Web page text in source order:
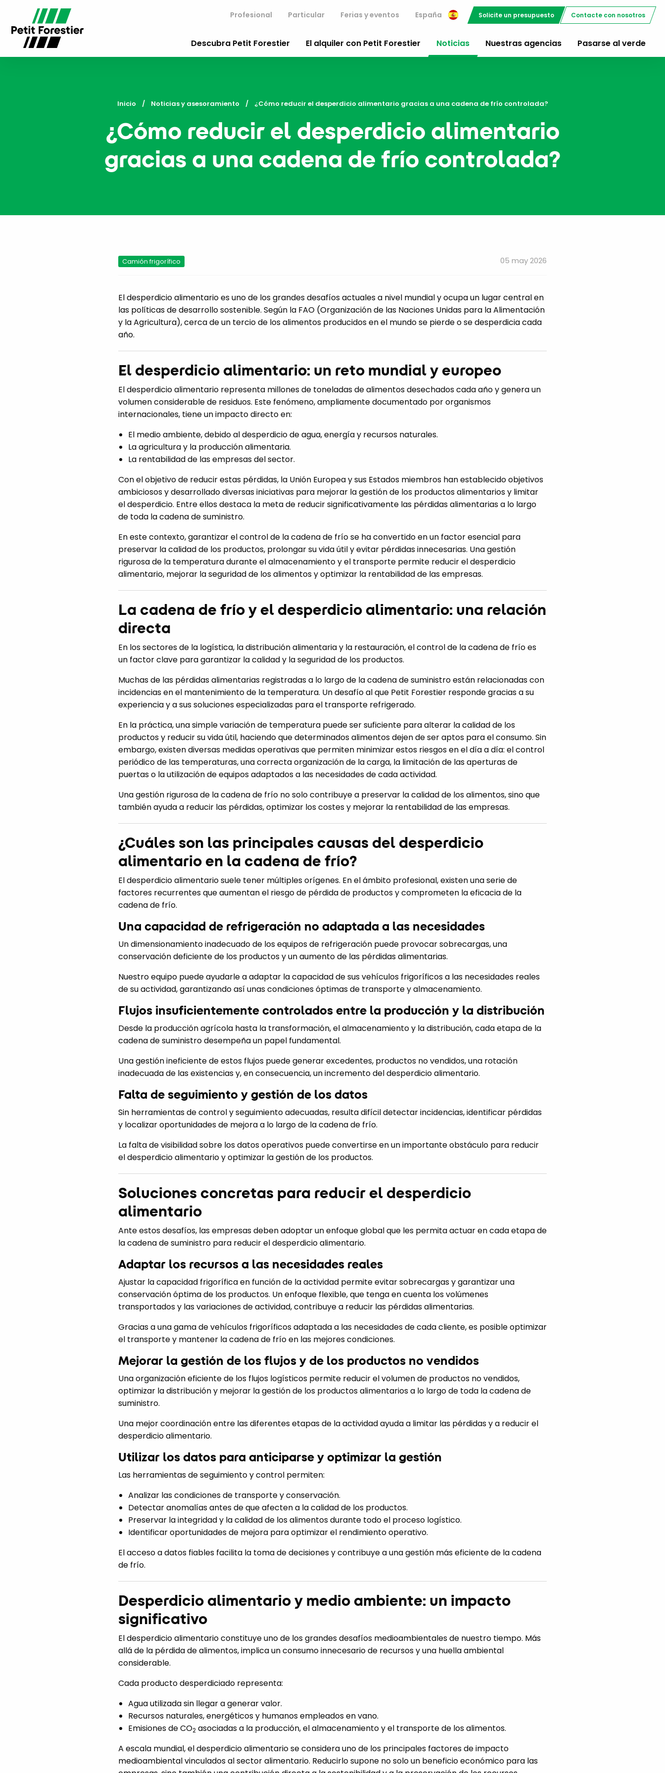
Profesional Particular Ferias y eventos España Solicite un presupuesto Contacte con nosotros
Descubra Petit Forestier El alquiler con Petit Forestier Noticias Nuestras agencias Pasarse al verde
Inicio Noticias y asesoramiento Current:
¿Cómo reducir el desperdicio alimentario gracias a una cadena de frío controlada?
¿Cómo reducir el desperdicio alimentario
gracias a una cadena de frío controlada?
Camión frigorífico 05 may 2026
El desperdicio alimentario es uno de los grandes desafíos actuales a nivel mundial y ocupa un lugar central en
las políticas de desarrollo sostenible. Según la FAO (Organización de las Naciones Unidas para la Alimentación
y la Agricultura), cerca de un tercio de los alimentos producidos en el mundo se pierde o se desperdicia cada
año.
El desperdicio alimentario: un reto mundial y europeo
El desperdicio alimentario representa millones de toneladas de alimentos desechados cada año y genera un
volumen considerable de residuos. Este fenómeno, ampliamente documentado por organismos
internacionales, tiene un impacto directo en:
El medio ambiente, debido al desperdicio de agua, energía y recursos naturales.
La agricultura y la producción alimentaria.
La rentabilidad de las empresas del sector.
Con el objetivo de reducir estas pérdidas, la Unión Europea y sus Estados miembros han establecido objetivos
ambiciosos y desarrollado diversas iniciativas para mejorar la gestión de los productos alimentarios y limitar
el desperdicio. Entre ellos destaca la meta de reducir significativamente las pérdidas alimentarias a lo largo
de toda la cadena de suministro.
En este contexto, garantizar el control de la cadena de frío se ha convertido en un factor esencial para
preservar la calidad de los productos, prolongar su vida útil y evitar pérdidas innecesarias. Una gestión
rigurosa de la temperatura durante el almacenamiento y el transporte permite reducir el desperdicio
alimentario, mejorar la seguridad de los alimentos y optimizar la rentabilidad de las empresas.
La cadena de frío y el desperdicio alimentario: una relación
directa
En los sectores de la logística, la distribución alimentaria y la restauración, el control de la cadena de frío es
un factor clave para garantizar la calidad y la seguridad de los productos.
Muchas de las pérdidas alimentarias registradas a lo largo de la cadena de suministro están relacionadas con
incidencias en el mantenimiento de la temperatura. Un desafío al que Petit Forestier responde gracias a su
experiencia y a sus soluciones especializadas para el transporte refrigerado.
En la práctica, una simple variación de temperatura puede ser suficiente para alterar la calidad de los
productos y reducir su vida útil, haciendo que determinados alimentos dejen de ser aptos para el consumo. Sin
embargo, existen diversas medidas operativas que permiten minimizar estos riesgos en el día a día: el control
periódico de las temperaturas, una correcta organización de la carga, la limitación de las aperturas de
puertas o la utilización de equipos adaptados a las necesidades de cada actividad.
Una gestión rigurosa de la cadena de frío no solo contribuye a preservar la calidad de los alimentos, sino que
también ayuda a reducir las pérdidas, optimizar los costes y mejorar la rentabilidad de las empresas.
¿Cuáles son las principales causas del desperdicio
alimentario en la cadena de frío?
El desperdicio alimentario suele tener múltiples orígenes. En el ámbito profesional, existen una serie de
factores recurrentes que aumentan el riesgo de pérdida de productos y comprometen la eficacia de la
cadena de frío.
Una capacidad de refrigeración no adaptada a las necesidades
Un dimensionamiento inadecuado de los equipos de refrigeración puede provocar sobrecargas, una
conservación deficiente de los productos y un aumento de las pérdidas alimentarias.
Nuestro equipo puede ayudarle a adaptar la capacidad de sus vehículos frigoríficos a las necesidades reales
de su actividad, garantizando así unas condiciones óptimas de transporte y almacenamiento.
Flujos insuficientemente controlados entre la producción y la distribución
Desde la producción agrícola hasta la transformación, el almacenamiento y la distribución, cada etapa de la
cadena de suministro desempeña un papel fundamental.
Una gestión ineficiente de estos flujos puede generar excedentes, productos no vendidos, una rotación
inadecuada de las existencias y, en consecuencia, un incremento del desperdicio alimentario.
Falta de seguimiento y gestión de los datos
Sin herramientas de control y seguimiento adecuadas, resulta difícil detectar incidencias, identificar pérdidas
y localizar oportunidades de mejora a lo largo de la cadena de frío.
La falta de visibilidad sobre los datos operativos puede convertirse en un importante obstáculo para reducir
el desperdicio alimentario y optimizar la gestión de los productos.
Soluciones concretas para reducir el desperdicio
alimentario
Ante estos desafíos, las empresas deben adoptar un enfoque global que les permita actuar en cada etapa de
la cadena de suministro para reducir el desperdicio alimentario.
Adaptar los recursos a las necesidades reales
Ajustar la capacidad frigorífica en función de la actividad permite evitar sobrecargas y garantizar una
conservación óptima de los productos. Un enfoque flexible, que tenga en cuenta los volúmenes
transportados y las variaciones de actividad, contribuye a reducir las pérdidas alimentarias.
Gracias a una gama de vehículos frigoríficos adaptada a las necesidades de cada cliente, es posible optimizar
el transporte y mantener la cadena de frío en las mejores condiciones.
Mejorar la gestión de los flujos y de los productos no vendidos
Una organización eficiente de los flujos logísticos permite reducir el volumen de productos no vendidos,
optimizar la distribución y mejorar la gestión de los productos alimentarios a lo largo de toda la cadena de
suministro.
Una mejor coordinación entre las diferentes etapas de la actividad ayuda a limitar las pérdidas y a reducir el
desperdicio alimentario.
Utilizar los datos para anticiparse y optimizar la gestión
Las herramientas de seguimiento y control permiten:
Analizar las condiciones de transporte y conservación.
Detectar anomalías antes de que afecten a la calidad de los productos.
Preservar la integridad y la calidad de los alimentos durante todo el proceso logístico.
Identificar oportunidades de mejora para optimizar el rendimiento operativo.
El acceso a datos fiables facilita la toma de decisiones y contribuye a una gestión más eficiente de la cadena
de frío.
Desperdicio alimentario y medio ambiente: un impacto
significativo
El desperdicio alimentario constituye uno de los grandes desafíos medioambientales de nuestro tiempo. Más
allá de la pérdida de alimentos, implica un consumo innecesario de recursos y una huella ambiental
considerable.
Cada producto desperdiciado representa:
Agua utilizada sin llegar a generar valor.
Recursos naturales, energéticos y humanos empleados en vano.
Emisiones de CO2 asociadas a la producción, el almacenamiento y el transporte de los alimentos.
A escala mundial, el desperdicio alimentario se considera uno de los principales factores de impacto
medioambiental vinculados al sector alimentario. Reducirlo supone no solo un beneficio económico para las